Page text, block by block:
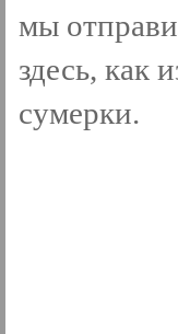
мы
здесь, как
сумерки.